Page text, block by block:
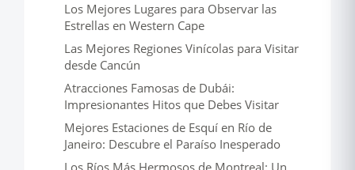
Los Mejores Lugares para Observar las
Estrellas en Western Cape
Las Mejores Regiones Vinícolas para Visitar
desde Cancún
Atracciones Famosas de Dubái:
Impresionantes Hitos que Debes Visitar
Mejores Estaciones de Esquí en Río de
Janeiro: Descubre el Paraíso Inesperado
Los Ríos Más Hermosos de Montreal: Un